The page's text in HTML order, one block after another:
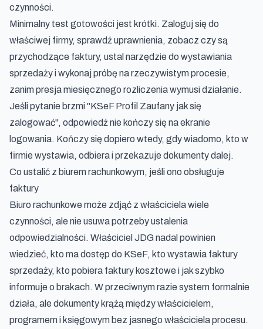
czynności.
Minimalny test gotowości jest krótki. Zaloguj się do
właściwej firmy, sprawdź uprawnienia, zobacz czy są
przychodzące faktury, ustal narzędzie do wystawiania
sprzedaży i wykonaj próbę na rzeczywistym procesie,
zanim presja miesięcznego rozliczenia wymusi działanie.
Jeśli pytanie brzmi "KSeF Profil Zaufany jak się
zalogować", odpowiedź nie kończy się na ekranie
logowania. Kończy się dopiero wtedy, gdy wiadomo, kto w
firmie wystawia, odbiera i przekazuje dokumenty dalej.
Co ustalić z biurem rachunkowym, jeśli ono obsługuje
faktury
Biuro rachunkowe może zdjąć z właściciela wiele
czynności, ale nie usuwa potrzeby ustalenia
odpowiedzialności. Właściciel JDG nadal powinien
wiedzieć, kto ma dostęp do KSeF, kto wystawia faktury
sprzedaży, kto pobiera faktury kosztowe i jak szybko
informuje o brakach. W przeciwnym razie system formalnie
działa, ale dokumenty krążą między właścicielem,
programem i księgowym bez jasnego właściciela procesu.